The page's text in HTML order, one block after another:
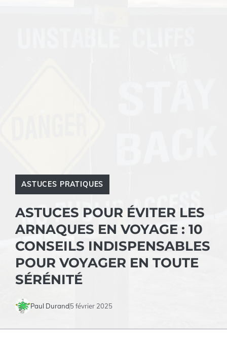
ASTUCES PRATIQUES
ASTUCES POUR ÉVITER LES
ARNAQUES EN VOYAGE : 10
CONSEILS INDISPENSABLES
POUR VOYAGER EN TOUTE
SÉRÉNITÉ
Paul Durand5 février 2025